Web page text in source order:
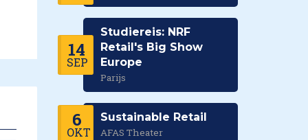
14
SEP
Studiereis: NRF
Retail's Big Show
Europe
Parijs
6
OKT
Sustainable Retail
AFAS Theater